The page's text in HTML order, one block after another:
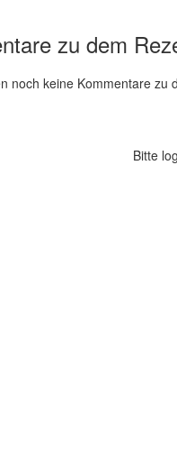
zu dem
noch keine Kommentare zu
Bitte